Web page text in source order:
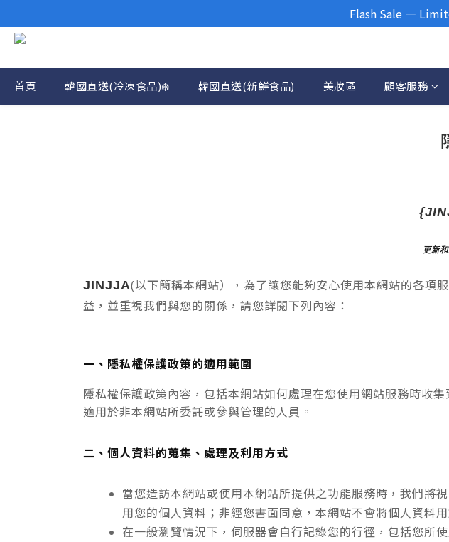
首頁 韓國直送(冷凍食品)❄️ 韓國直送(新鮮食品) 美妝區 顧客服務
更新
JINJJA(以下簡稱本網站），為了讓您能夠安心使用本網站的各項
益，並重視我們與您的關係 ， 請您詳閱下列內容：
一、隱私權保護政策的適用範圍
隱私權保護政策內容，包括本網站如何處理在您使用網站服務時收
適用於非本網站所委託或參與管理的人員。
二、個人資料的蒐集、處理及利用方式
當您造訪本網站或使用本網站所提供之功能服務時，我們將
用您的個人資料；非經您書面同意，本網站不會將個人資料
在一般瀏覽情況下，伺服器會自行記錄您的行徑，包括您所
Flash Sale —